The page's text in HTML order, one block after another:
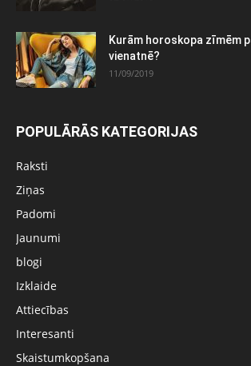
Kurām horoskopa zīmēm
vienatnē?
11/09/2019
POPULĀRĀS KATEGORIJAS
Raksti
Ziņas
Padomi
Jaunumi
blogi
Izklaide
Attiecības
Interesanti
Skaistumkopšana